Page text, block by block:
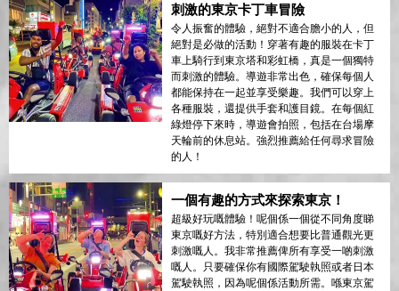
刺激的東京卡丁車冒險
令人振奮的體驗，絕對不適合膽小的人，但
絕對是必做的活動！穿著有趣的服裝在卡丁
車上騎行到東京塔和彩虹橋，真是一個獨特
而刺激的體驗。導遊非常出色，確保每個人
都能保持在一起並享受樂趣。我們可以穿上
各種服裝，還提供手套和護目鏡。在每個紅
綠燈停下來時，導遊會拍照，包括在台場摩
天輪前的休息站。強烈推薦給任何尋求冒險
的人！
一個有趣的方式來探索東京！
超級好玩嘅體驗！呢個係一個從不同角度睇
東京嘅好方法，特別適合想要比普通觀光更
刺激嘅人。我非常推薦俾所有享受一啲刺激
嘅人。只要確保你有國際駕駛執照或者日本
駕駛執照，因為呢個係活動所需。喺東京駕